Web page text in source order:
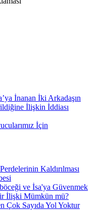
İnanan İki Arkadaşın
İlişkin İddiası
İçin
Kaldırılması
ve İsa'ya Güvenmek
İlişki Mümkün mü?
Çok Sayıda Yol Yoktur